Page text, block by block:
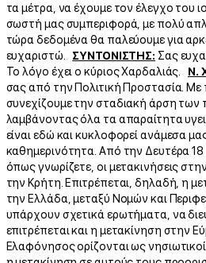
τα μέτρα, να έχουμε τον έλεγχο του
σωστή μας συμπεριφορά, με πολύ
τώρα δεδομένα θα παλεύουμε για
ευχαριστώ. ΣΥΝΤΟΝΙΣΤΗΣ: Σας
Το λόγο έχει ο κύριος Χαρδαλιάς. Ν.
σας από την Πολιτική Προστασία. Με
συνεχίζουμε την σταδιακή άρση των
λαμβάνοντας όλα τα απαραίτητα
είναι εδώ και κυκλοφορεί ανάμεσα
καθημερινότητα. Από την Δευτέρα 18
όπως γνωρίζετε, οι μετακινήσεις
την Κρήτη. Επιτρέπεται, δηλαδή, η
την Ελλάδα, μεταξύ Νομών και
υπάρχουν σχετικά ερωτήματα, να
επιτρέπεται και η μετακίνηση στην
Ελαφόνησος ορίζονται ως